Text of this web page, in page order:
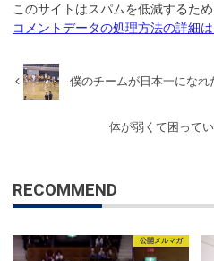
このサイトはスパムを低減するた
コメントデータの処理方法の詳細
僕のチームが日本一になれ
体が弱くて困って
RECOMMEND
公開メルマガ